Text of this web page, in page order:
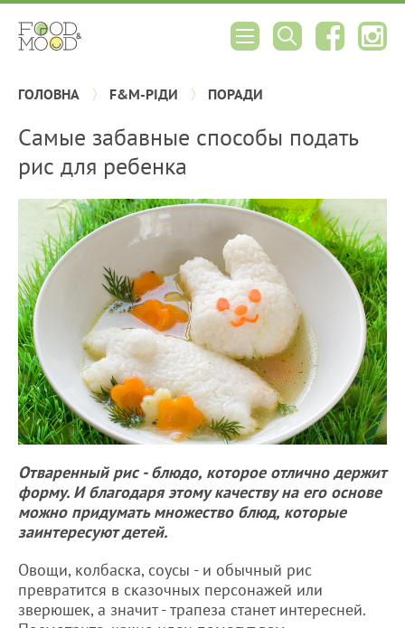
ГОЛОВНА F&M-РІДИ ПОРАДИ
Самые забавные способы подать
рис для ребенка
Отваренный рис - блюдо, которое отлично держит
форму. И благодаря этому качеству на его основе
можно придумать множество блюд, которые
заинтересуют детей.
Овощи, колбаска, соусы - и обычный рис
превратится в сказочных персонажей или
зверюшек, а значит - трапеза станет интересней.